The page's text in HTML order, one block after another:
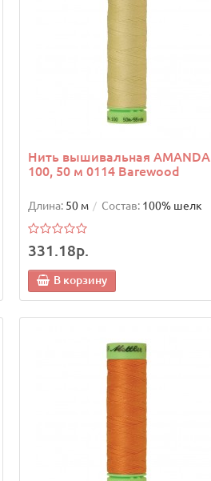
Нить вышивальная AMANDA
100, 50 м 0114 Barewood
Длина: 50 м Состав: 100% шелк
331.18р.
В корзину